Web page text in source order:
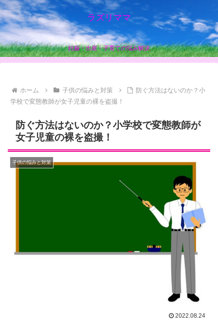
ラズリママ
妊娠・出産・子育ての悩み解決
ホーム 子供の悩みと対策
防ぐ方法はないのか？小
学校で変態教師が女子児童の裸を盗撮！
防ぐ方法はないのか？小学校で変態教師が
女子児童の裸を盗撮！
子供の悩みと対策
2022.08.24